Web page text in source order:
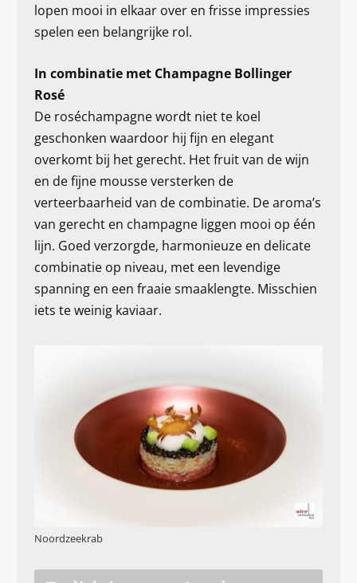
lopen mooi in elkaar over en frisse impressies
spelen een belangrijke rol.
In combinatie met Champagne Bollinger
Rosé
De roséchampagne wordt niet te koel
geschonken waardoor hij fijn en elegant
overkomt bij het gerecht. Het fruit van de wijn
en de fijne mousse versterken de
verteerbaarheid van de combinatie. De aroma’s
van gerecht en champagne liggen mooi op één
lijn. Goed verzorgde, harmonieuze en delicate
combinatie op niveau, met een levendige
spanning en een fraaie smaaklengte. Misschien
iets te weinig kaviaar.
Noordzeekrab